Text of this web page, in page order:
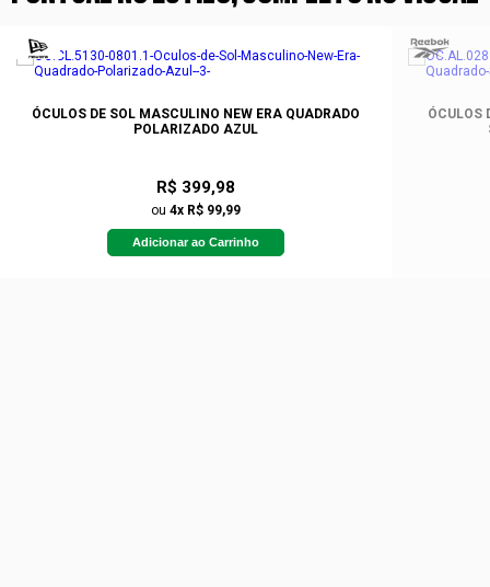
ÓCULOS DE SOL MASCULINO NEW ERA QUADRADO
POLARIZADO AZUL
R$ 399,98
ou 4x R$ 99,99
Adicionar ao Carrinho
ÓCULOS